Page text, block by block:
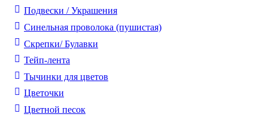
Подвески / Украшения
Синельная проволока (пушистая)
Скрепки/ Булавки
Тейп-лента
Тычинки для цветов
Цветочки
Цветной песок